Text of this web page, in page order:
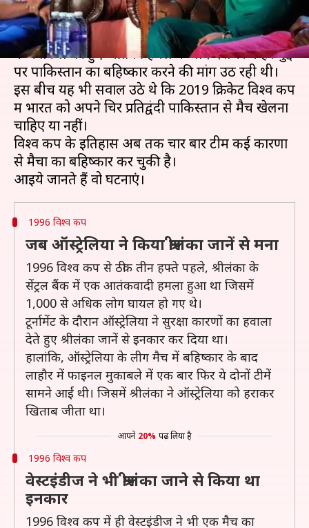
क्या है खबर?
14 फरवरी 2019 को जम्मू कश्मीर के पुलवामा में CRPF
के काफिले पर हुए आतंकी हमले के बाद देशभर में हर मुद्दे
पर पाकिस्तान का बहिष्कार करने की मांग उठ रही थी।
इस बीच यह भी सवाल उठे थे कि 2019 क्रिकेट विश्व कप
में भारत को अपने चिर प्रतिद्वंदी पाकिस्तान से मैच खेलना
चाहिए या नहीं।
विश्व कप के इतिहास अब तक चार बार टीमें कई कारणों
से मैचों का बहिष्कार कर चुकी है।
1996 विश्व कप
जब ऑस्ट्रेलिया ने किया श्रीलंका जानें से मना
1996 विश्व कप से ठीक तीन हफ्ते पहले, श्रीलंका के
सेंट्रल बैंक में एक आतंकवादी हमला हुआ था जिसमें
1,000 से अधिक लोग घायल हो गए थे।
टूर्नामेंट के दौरान ऑस्ट्रेलिया ने सुरक्षा कारणों का हवाला
देते हुए श्रीलंका जानें से इनकार कर दिया था।
हालांकि, ऑस्ट्रेलिया के लीग मैच में बहिष्कार के बाद
लाहौर में फाइनल मुकाबले में एक बार फिर ये दोनों टीमें
सामने आईं थी। जिसमें श्रीलंका ने ऑस्ट्रेलिया को हराकर
खिताब जीता था।
आपने 20% पढ़ लिया है
1996 विश्व कप
वेस्टइंडीज ने भी श्रीलंका जाने से किया था
इनकार
1996 विश्व कप में ही वेस्टइंडीज ने भी एक मैच का